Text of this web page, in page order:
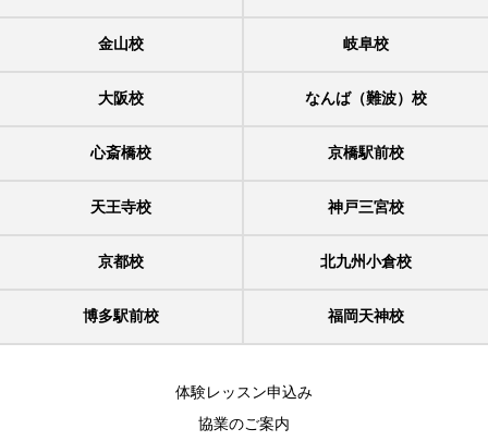
金山校 岐阜校
大阪校 なんば（難波）校
心斎橋校 京橋駅前校
天王寺校 神戸三宮校
京都校 北九州小倉校
博多駅前校 福岡天神校
体験レッスン申込み
協業のご案内